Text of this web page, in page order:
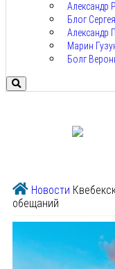
Александр
Блог
Александр
Марин
Болг
Новости
обещаний